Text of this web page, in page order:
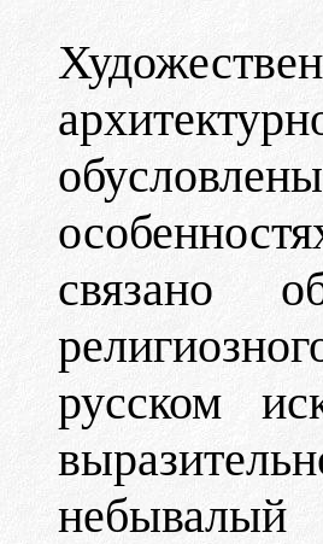
связано
русском